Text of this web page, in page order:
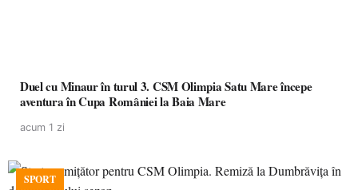
Duel cu Minaur în turul 3. CSM Olimpia Satu Mare începe
aventura în Cupa României la Baia Mare
acum 1 zi
SPORT